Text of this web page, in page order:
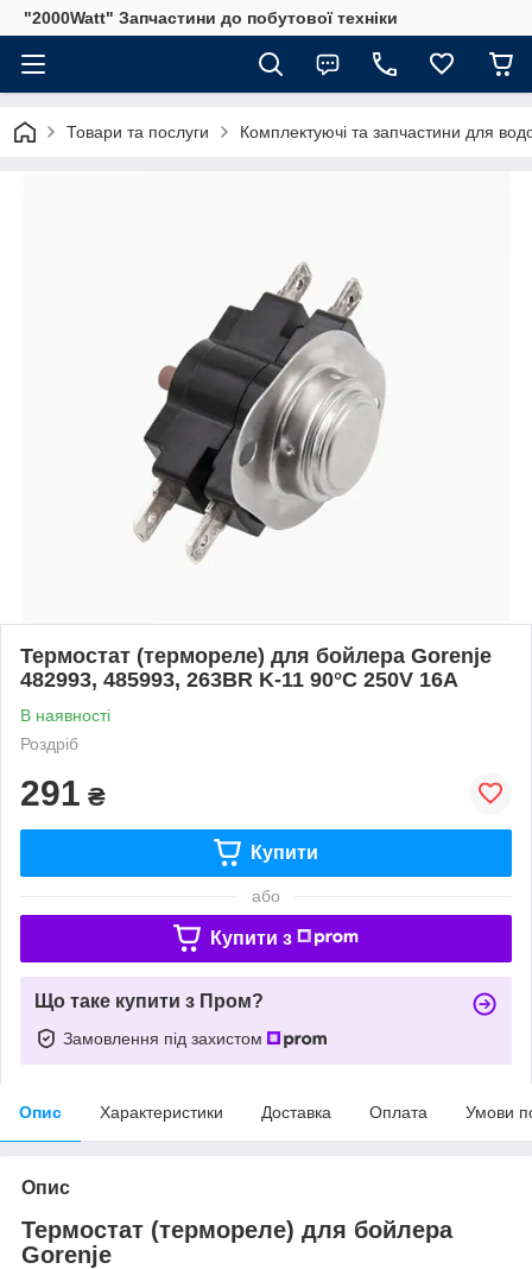
"2000Watt" Запчастини до побутової техніки
Товари та послуги Комплектуючі та запчастини для
Термостат (термореле) для бойлера Gorenje
482993, 485993, 263BR K-11 90°С 250V 16A
В наявності
Роздріб
291 ₴
Купити
або
Купити з
Що таке купити з Пром?
Замовлення під захистом
Опис Характеристики Доставка Оплата Умови
Опис
Термостат (термореле) для бойлера
Gorenje